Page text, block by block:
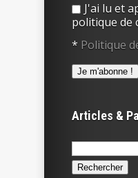
J'ai lu et
politique de
* Politique
Articles &
Rechercher :